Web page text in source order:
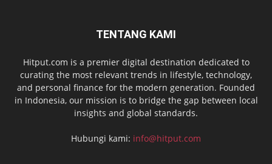
TENTANG KAMI
Hitput.com is a premier digital destination dedicated to
curating the most relevant trends in lifestyle, technology,
and personal finance for the modern generation. Founded
in Indonesia, our mission is to bridge the gap between local
insights and global standards.
Hubungi kami: info@hitput.com